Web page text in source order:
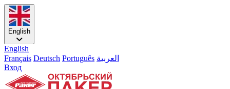
English
English
Français Deutsch Português العربية
Вход